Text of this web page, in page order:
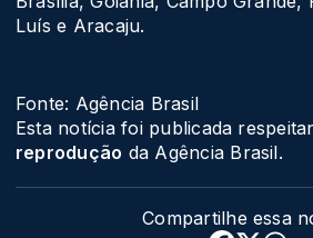
Luís e Aracaju.
Fonte: Agência Brasil
Esta notícia foi publicada
reprodução da Agência Brasil.
Compartilhe essa